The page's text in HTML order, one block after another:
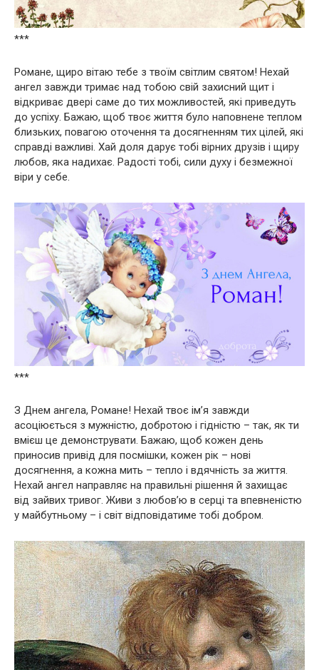
***
Романе, щиро вітаю тебе з твоїм світлим святом! Нехай
ангел завжди тримає над тобою свій захисний щит і
відкриває двері саме до тих можливостей, які приведуть
до успіху. Бажаю, щоб твоє життя було наповнене теплом
близьких, повагою оточення та досягненням тих цілей, які
справді важливі. Хай доля дарує тобі вірних друзів і щиру
любов, яка надихає. Радості тобі, сили духу і безмежної
віри у себе.
***
З Днем ангела, Романе! Нехай твоє ім’я завжди
асоціюється з мужністю, добротою і гідністю – так, як ти
вмієш це демонструвати. Бажаю, щоб кожен день
приносив привід для посмішки, кожен рік – нові
досягнення, а кожна мить – тепло і вдячність за життя.
Нехай ангел направляє на правильні рішення й захищає
від зайвих тривог. Живи з любов’ю в серці та впевненістю
у майбутньому – і світ відповідатиме тобі добром.